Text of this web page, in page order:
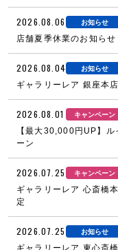
2026.08.06 お知らせ
店舗夏季休業のお知らせ
2026.08.04 お知らせ
ギャラリーレア 銀座本
2026.08.01 キャンペーン
【最大30,000円UP】
ーン
2026.07.25 キャンペーン
ギャラリーレア 心斎橋
定
2026.07.25 お知らせ
ギャラリーレア 東心斎